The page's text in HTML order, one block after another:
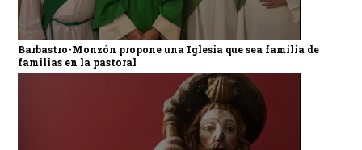
Barbastro-Monzón propone una Iglesia que sea familia de
familias en la pastoral